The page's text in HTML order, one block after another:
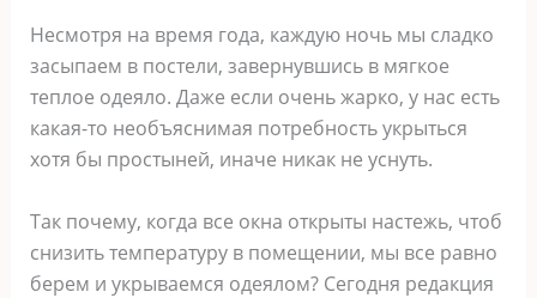
Несмотря на время года, каждую ночь мы сладко
засыпаем в постели, завернувшись в мягкое
теплое одеяло. Даже если очень жарко, у нас есть
какая-то необъяснимая потребность укрыться
хотя бы простыней, иначе никак не уснуть.
Так почему, когда все окна открыты настежь, чтоб
снизить температуру в помещении, мы все равно
берем и укрываемся одеялом? Сегодня редакция